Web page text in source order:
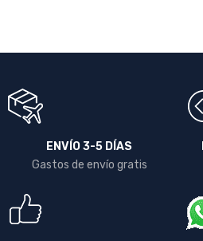
ENVÍO 3-5 DÍAS
Gastos de envío gratis